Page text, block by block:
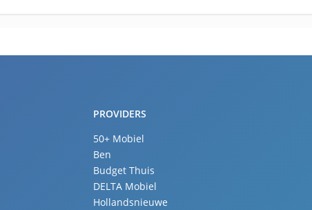
PROVIDERS
50+ Mobiel
Ben
Budget Thuis
DELTA Mobiel
Hollandsnieuwe